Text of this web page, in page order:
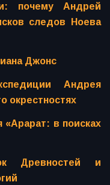
почему Андрей
следов Ноева
Джонс
Андрея
окрестностях
в поисках
Древностей и